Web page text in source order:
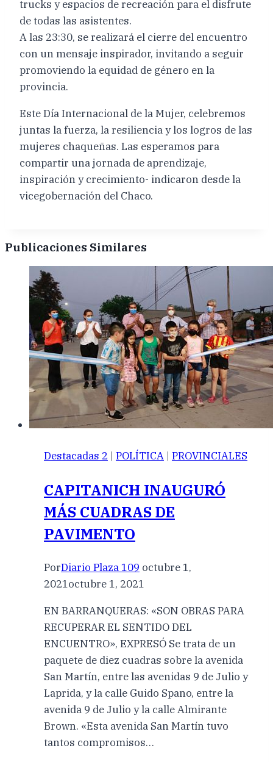
trucks y espacios de recreación para el disfrute
de todas las asistentes.
A las 23:30, se realizará el cierre del encuentro
con un mensaje inspirador, invitando a seguir
promoviendo la equidad de género en la
provincia.
Este Día Internacional de la Mujer, celebremos
juntas la fuerza, la resiliencia y los logros de las
mujeres chaqueñas. Las esperamos para
compartir una jornada de aprendizaje,
inspiración y crecimiento- indicaron desde la
vicegobernación del Chaco.
Publicaciones Similares
Destacadas 2 | POLÍTICA | PROVINCIALES
CAPITANICH INAUGURÓ
MÁS CUADRAS DE
PAVIMENTO
PorDiario Plaza 109 octubre 1,
2021octubre 1, 2021
EN BARRANQUERAS: «SON OBRAS PARA
RECUPERAR EL SENTIDO DEL
ENCUENTRO», EXPRESÓ Se trata de un
paquete de diez cuadras sobre la avenida
San Martín, entre las avenidas 9 de Julio y
Laprida, y la calle Guido Spano, entre la
avenida 9 de Julio y la calle Almirante
Brown. «Esta avenida San Martín tuvo
tantos compromisos…